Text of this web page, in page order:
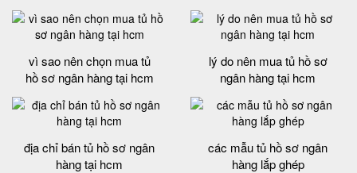
vì sao nên chọn mua tủ
hồ sơ ngân hàng tại hcm
lý do nên mua tủ hồ sơ
ngân hàng tại hcm
địa chỉ bán tủ hồ sơ ngân
hàng tại hcm
các mẫu tủ hồ sơ ngân
hàng lắp ghép